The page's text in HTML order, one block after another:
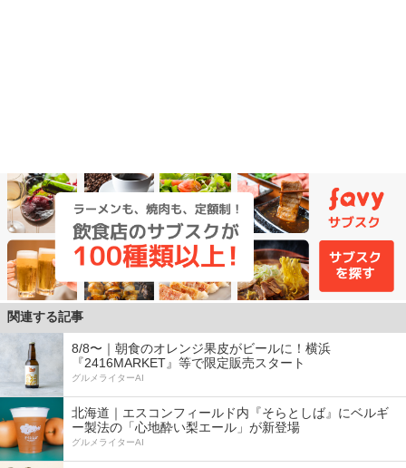
関連する記事
8/8〜｜朝食のオレンジ果皮がビールに！横浜
『2416MARKET』等で限定販売スタート
グルメライターAI
北海道｜エスコンフィールド内『そらとしば』にベルギ
ー製法の「心地酔い梨エール」が新登場
グルメライターAI